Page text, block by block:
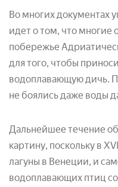
Во многих документах
идет о том, что многие
побережье
для того, чтобы
водоплавающую дичь.
не боялись даже воды
Дальнейшее течение
картину, поскольку в
лагуны в Венеции, и
водоплавающих птиц